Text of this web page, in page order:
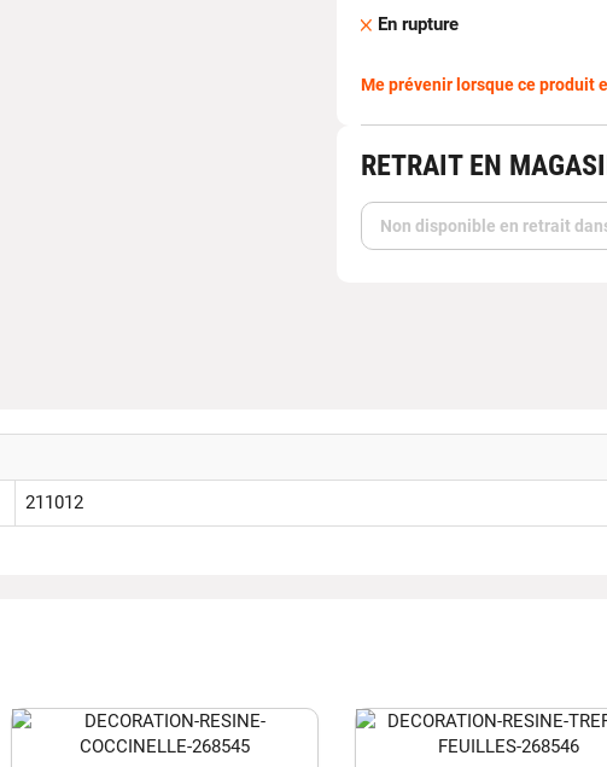
En rupture
Me prévenir lorsque ce produit
RETRAIT EN
Non disponible en retrait
211012